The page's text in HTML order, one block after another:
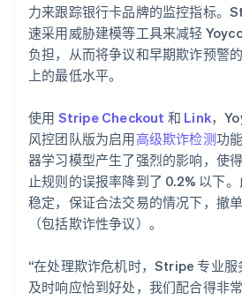
力来跟踪银行卡品牌的监控指标。
速采用威胁建模等工具来减轻
负担，从而将争议和早期欺诈预警
上的最低水平。
使用 Stripe Checkout 和 Link，
风控团队版为启用高级欺诈检测功
器学习模型产生了强烈的影响，使
止规则的误报率降到了 0.2% 以下
稳定，保证合法交易的情况下，撤
（包括欺诈性争议）。
“在处理欺诈危机时，Stripe 专业
及时响应恰到好处，我们配合得非常